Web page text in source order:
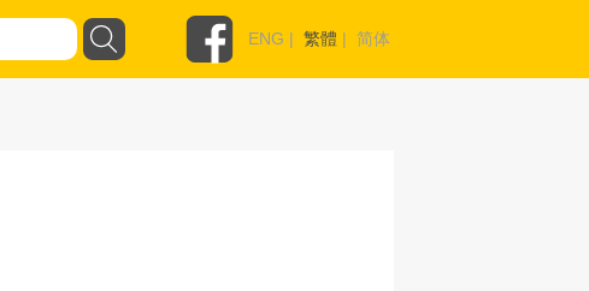
ENG | 繁體 | 简体